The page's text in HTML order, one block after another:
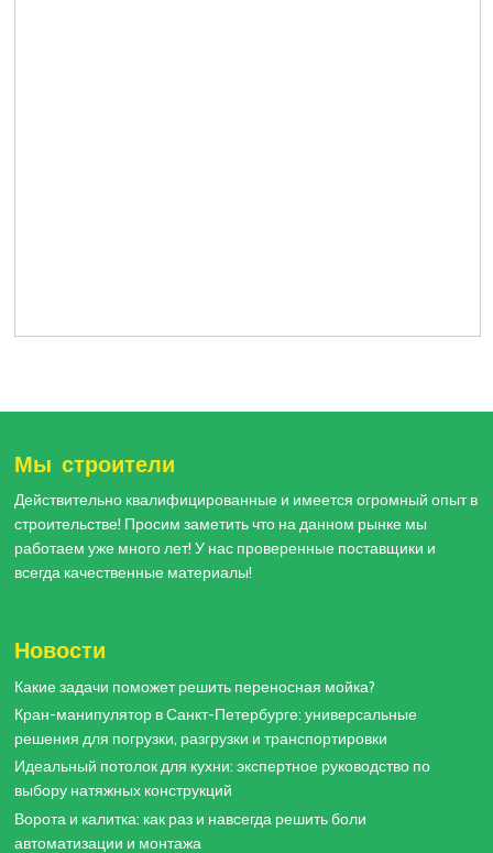
Мы строители
Действительно квалифицированные и имеется огромный опыт в
строительстве! Просим заметить что на данном рынке мы
работаем уже много лет! У нас проверенные поставщики и
всегда качественные материалы!
Новости
Какие задачи поможет решить переносная мойка?
Кран-манипулятор в Санкт-Петербурге: универсальные
решения для погрузки, разгрузки и транспортировки
Идеальный потолок для кухни: экспертное руководство по
выбору натяжных конструкций
Ворота и калитка: как раз и навсегда решить боли
автоматизации и монтажа